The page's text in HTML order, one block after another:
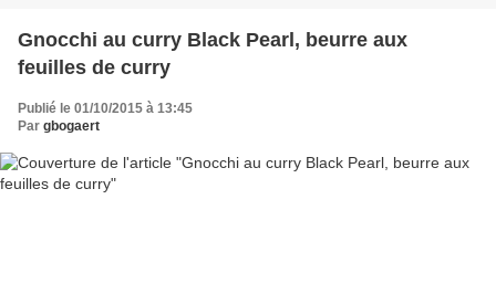
Gnocchi au curry Black Pearl, beurre aux
feuilles de curry
Publié le 01/10/2015 à 13:45
Par gbogaert